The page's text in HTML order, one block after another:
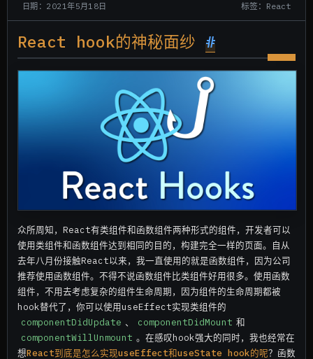
日期：2021年5月18日 标签：React
React hook的神秘面纱 #
众所周知，React有类组件和函数组件两种形式的组件，开发者可以
使用类组件和函数组件达到相同的目的，构建完全一样的页面。自从
去年八月份接触React以来，我一直使用的就是函数组件，因为公司
推荐使用函数组件。不得不说函数组件比类组件好用很多。使用函数
组件，不用去考虑复杂的组件生命周期，因为组件的生命周期都被
hook替代了，你可以使用useEffect实现类组件的
componentDidUpdate 、 componentDidMount 和
componentWillUnmount 。在感叹hook强大的同时，我也经常在
想React到底是怎么实现useEffect和useState hook的呢？函数